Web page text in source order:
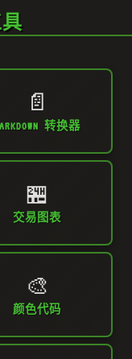
📄
转换器
🏪
交易图表
🎨
颜色代码